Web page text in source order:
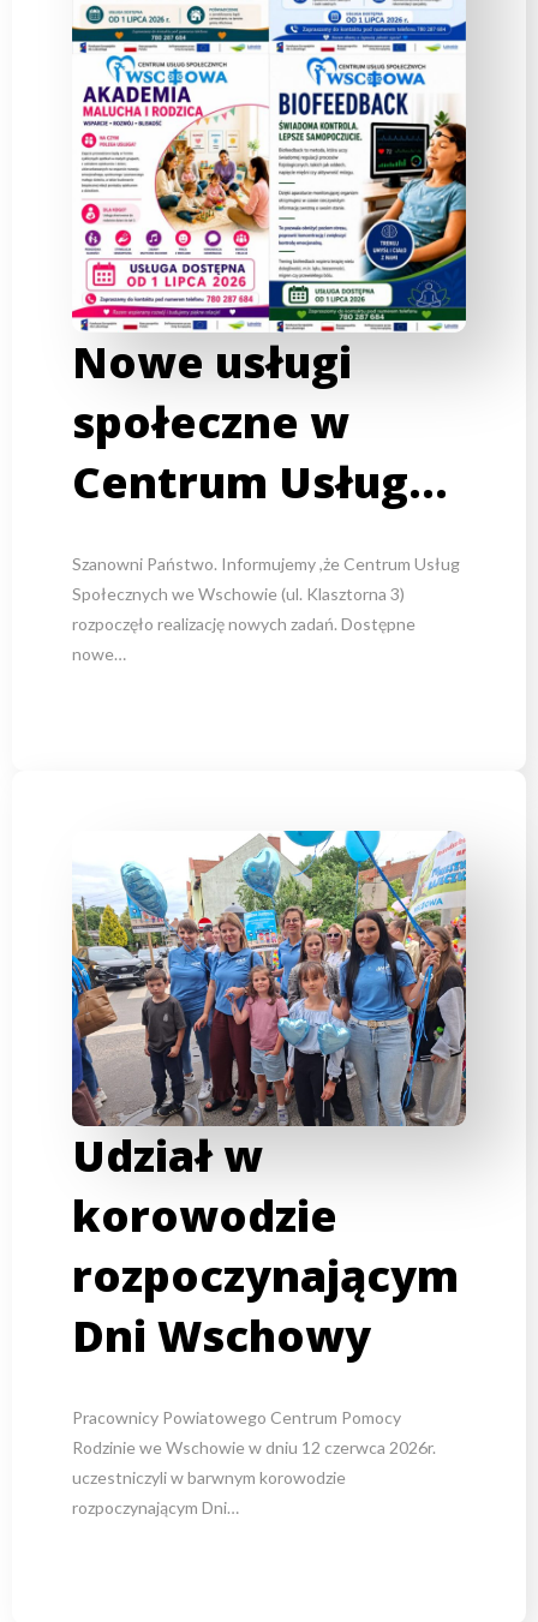
Nowe usługi
społeczne w
Centrum Usług…
Szanowni Państwo. Informujemy ,że Centrum Usług
Społecznych we Wschowie (ul. Klasztorna 3)
rozpoczęło realizację nowych zadań. Dostępne
nowe…
Udział w
korowodzie
rozpoczynającym
Dni Wschowy
Pracownicy Powiatowego Centrum Pomocy
Rodzinie we Wschowie w dniu 12 czerwca 2026r.
uczestniczyli w barwnym korowodzie
rozpoczynającym Dni…